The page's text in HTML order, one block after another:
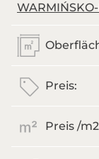
Preis:
Preis /m2